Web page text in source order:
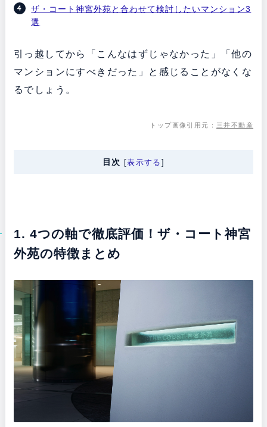
ザ・コート神宮外苑と合わせて検討したいマンション3
選
引っ越してから「こんなはずじゃなかった」「他の
マンションにすべきだった」と感じることがなくな
るでしょう。
トップ画像引用元： 三井不動産
目次 [表示する
1. 4つの軸で徹底評価！ザ・コート神宮
外苑の特徴まとめ